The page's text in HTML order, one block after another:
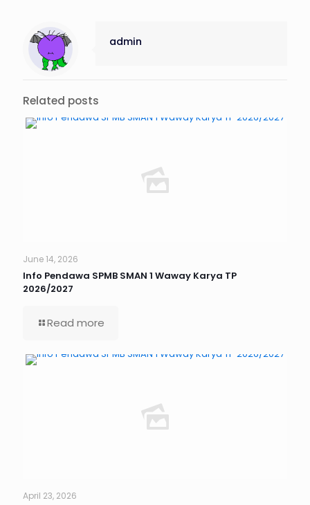
admin
Related posts
June 14, 2026
Info Pendawa SPMB SMAN 1 Waway Karya TP
2026/2027
Read more
April 23, 2026